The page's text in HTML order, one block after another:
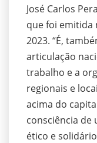
José Carlos
que foi emitida
2023. “É,
articulação
trabalho e a
regionais e
acima do
consciência de
ético e